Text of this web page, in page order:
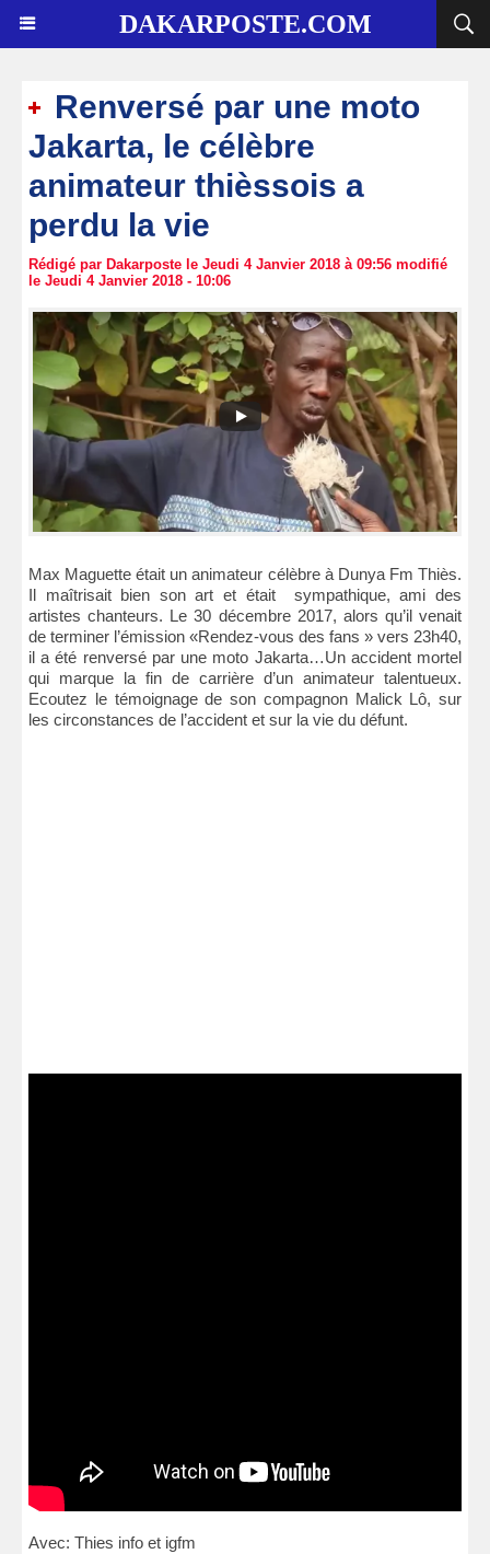
DAKARPOSTE.COM
Renversé par une moto
Jakarta, le célèbre
animateur thièssois a
perdu la vie
Rédigé par Dakarposte le Jeudi 4 Janvier 2018 à 09:56 modifié
le Jeudi 4 Janvier 2018 - 10:06
Max Maguette était un animateur célèbre à Dunya Fm Thiès.
Il maîtrisait bien son art et était sympathique, ami des
artistes chanteurs. Le 30 décembre 2017, alors qu’il venait
de terminer l’émission «Rendez-vous des fans » vers 23h40,
il a été renversé par une moto Jakarta…Un accident mortel
qui marque la fin de carrière d’un animateur talentueux.
Ecoutez le témoignage de son compagnon Malick Lô, sur
les circonstances de l’accident et sur la vie du défunt.
Avec: Thies info et igfm